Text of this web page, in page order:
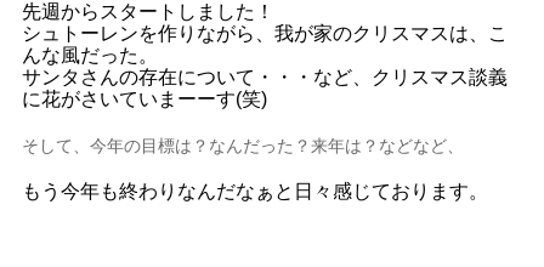
先週からスタートしました！
シュトーレンを作りながら、我が家のクリスマスは、こ
んな風だった。
サンタさんの存在について・・・など、クリスマス談義
に花がさいていまーーす(笑)
そして、今年の目標は？なんだった？来年は？などなど、
もう今年も終わりなんだなぁと日々感じております。